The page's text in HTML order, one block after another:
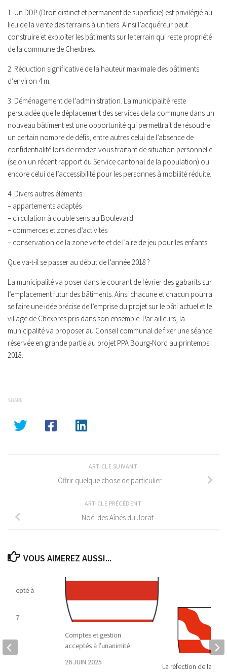
1. Un DDP (Droit distinct et permanent de superficie) est privilégié au
lieu de la vente des terrains à un tiers. Ainsi l’acquéreur peut
construire et exploiter les bâtiments sur le terrain qui reste propriété
de la commune de Chexbres.
2. Réduction significative de la hauteur maximale des bâtiments
d’environ 4 m.
3. Déménagement de l’administration. La municipalité reste
persuadée que le déplacement des services de la commune dans un
nouveau bâtiment est une opportunité qui permettrait de résoudre
un certain nombre de défis, entre autres celui de l’absence de
confidentialité lors de rendez-vous traitant de situation personnelle
(selon un récent rapport du Service cantonal de la population) ou
encore celui de l’accessibilité pour les personnes à mobilité réduite.
4. Divers autres éléments
– appartements adaptés
– circulation à double sens au Boulevard
– commerces et zones d’activités
– conservation de la zone verte et de l’aire de jeu pour les enfants.
Que va-t-il se passer au début de l’année 2018 ?
La municipalité va poser dans le courant de février des gabarits sur
l’emplacement futur des bâtiments. Ainsi chacune et chacun pourra
se faire une idée précise de l’emprise du projet sur le bâti actuel et le
village de Chexbres pris dans son ensemble. Par ailleurs, la
municipalité va proposer au Conseil communal de fixer une séance
réservée en grande partie au projet PPA Bourg-Nord au printemps
2018.
SHARE
ARTICLE SUIVANT
Offrir quelque chose de particulier
ARTICLE PRÉCÉDENT
Noël des Aînés du Jorat
VOUS AIMEREZ AUSSI...
Comptes et gestion
acceptés à l’unanimité
26 JUIN 2025
La réfection de la
accepté à
2017